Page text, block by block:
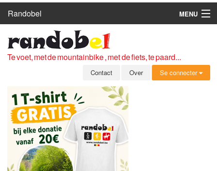
Randobel
MENU
ROUTES
CLUBS
OVER
LEDEN
ZICH AANMELDEN
GRATIS REGISTRATIE
WACHTWOORD VERGETEN
Te voet, met de mountainbike , met de fiets, te paard...
Contact Over Se connecter